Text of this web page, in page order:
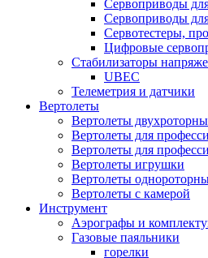
Сервоприводы
Сервоприводы
Сервотестеры,
Цифровые
Стабилизаторы
UBEC
Телеметрия и датчики
Вертолеты
Вертолеты
Вертолеты для
Вертолеты для
Вертолеты игрушки
Вертолеты
Вертолеты с камерой
Инструмент
Аэрографы и
Газовые паяльники
горелки